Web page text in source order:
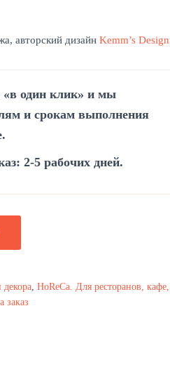
авторский дизайн Kemm’s Design
«в один клик» и мы
и срокам выполнения
2-5 рабочих дней.
, HoReCa. Для ресторанов, кафе,
заказ